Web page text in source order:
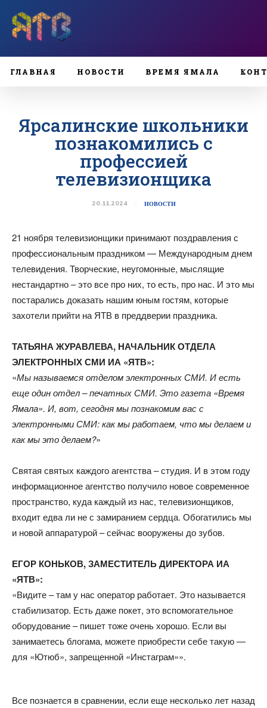
ГЛАВНАЯ НОВОСТИ ВРЕМЯ ЯМАЛА
Ярсалинские школьники
познакомились с
профессией
телевизионщика
20.11.2024 НОВОСТИ
21 ноября телевизионщики принимают поздравления с
профессиональным праздником — Международным днем
телевидения. Творческие, неугомонные, мыслящие
нестандартно – это все про них, то есть, про нас. И это мы
постарались доказать нашим юным гостям, которые
захотели прийти на ЯТВ в преддверии праздника.
ТАТЬЯНА ЖУРАВЛЕВА, НАЧАЛЬНИК ОТДЕЛА
ЭЛЕКТРОННЫХ СМИ ИА «ЯТВ»:
«Мы называемся отделом электронных СМИ. И есть
еще один отдел – печатных СМИ. Это газета «Время
Ямала». И, вот, сегодня мы познакомим вас с
электронными СМИ: как мы работаем, что мы делаем и
как мы это делаем?»
Святая святых каждого агентства – студия. И в этом году
информационное агентство получило новое современное
пространство, куда каждый из нас, телевизионщиков,
входит едва ли не с замиранием сердца. Обогатились мы
и новой аппаратурой – сейчас вооружены до зубов.
ЕГОР КОНЬКОВ, ЗАМЕСТИТЕЛЬ ДИРЕКТОРА ИА
«ЯТВ»:
«Видите – там у нас оператор работает. Это называется
стабилизатор. Есть даже покет, это вспомогательное
оборудование – пишет тоже очень хорошо. Если вы
занимаетесь блогама, можете приобрести себе такую —
для «Ютюб», запрещенной «Инстаграм»».
Все познается в сравнении, если еще несколько лет назад